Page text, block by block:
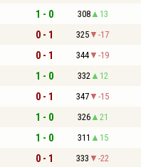
1 - 0 308 13
0 - 1 325 -17
0 - 1 344 -19
1 - 0 332 12
0 - 1 347 -15
1 - 0 326 21
1 - 0 311 15
0 - 1 333 -22